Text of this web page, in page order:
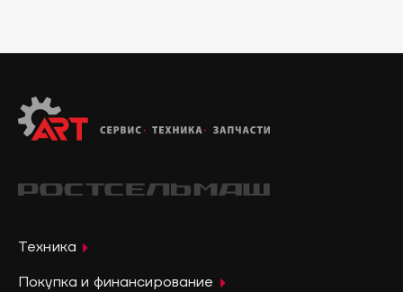
Техника
Покупка и финансирование